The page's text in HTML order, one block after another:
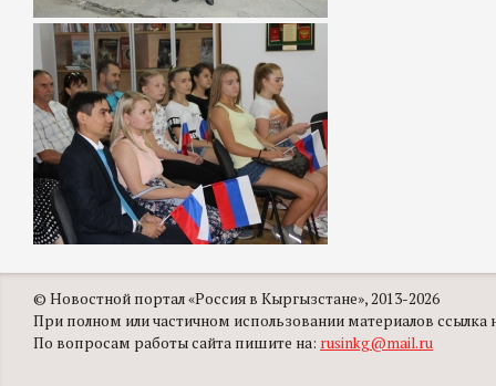
© Новостной портал «Россия в Кыргызстане», 2013-2026
При полном или частичном использовании материалов ссылка
По вопросам работы сайта пишите на: rusinkg@mail.ru